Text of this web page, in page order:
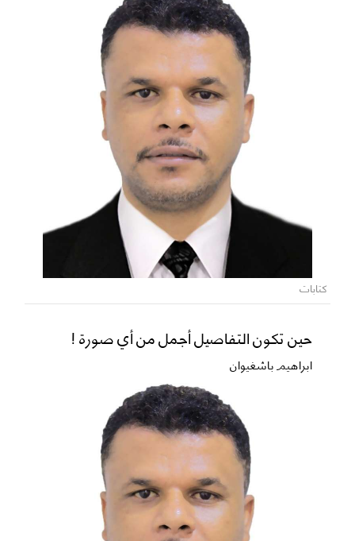
كتابات
حين تكون التفاصيل أجمل من أي صورة !
ابراهيم باشغيوان